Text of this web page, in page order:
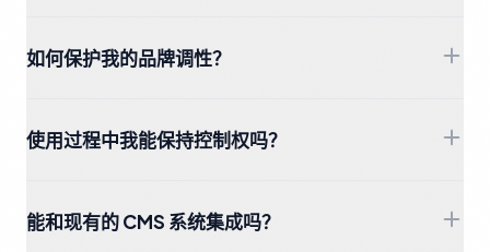
如何保护我的品牌调性？
使用过程中我能保持控制权吗？
能和现有的 CMS 系统集成吗？